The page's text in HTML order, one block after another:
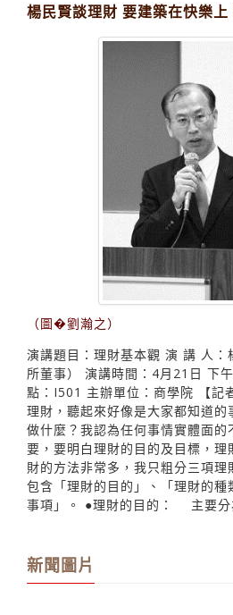
楊民賢談理財 要建築在快樂上
（圖�劉瀚之）
演講題目：理財基本觀 演 講 人：
所董事） 演講時間：4月21日 下
點：I501 主辦單位：商學院 【記
理財，聽起來好像是大家都知道的
做什麼？我認為任何事情實體面的
要，要明白理財的目的及目標，理
財的方法非常多，我只粗分三項理
包含「理財的目的」、「理財的種
事項」。 ●理財的目的： 主要分
新聞圖片